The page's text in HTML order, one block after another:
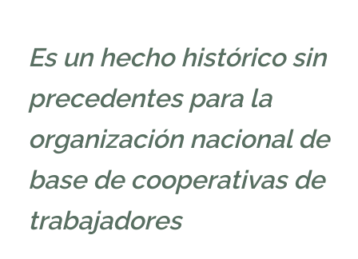
Es un hecho histórico sin
precedentes para la
organización nacional de
base de cooperativas de
trabajadores